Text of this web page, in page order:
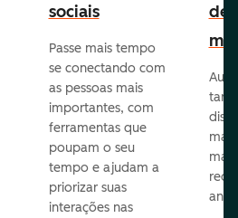
sociais
Passe mais tempo
se conectando com
as pessoas mais
importantes, com
ferramentas que
poupam o seu
tempo e ajudam a
priorizar suas
interações nas
de
mail